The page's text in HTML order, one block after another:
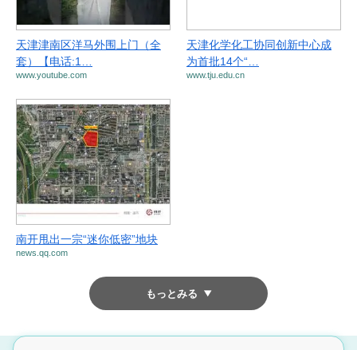
天津津南区洋马外围上门（全
套）【电话:1…
www.youtube.com
天津化学化工协同创新中心成
为首批14个“…
www.tju.edu.cn
南开甩出一宗“迷你低密”地块
news.qq.com
もっとみる